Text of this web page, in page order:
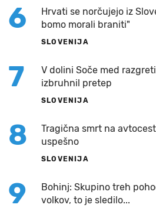
6
Hrvati se norčujejo iz
bomo morali braniti"
SLOVENIJA
7
V dolini Soče med
izbruhnil pretep
SLOVENIJA
8
Tragična smrt na
uspešno
SLOVENIJA
9
Bohinj: Skupino treh
volkov, to je sledilo...